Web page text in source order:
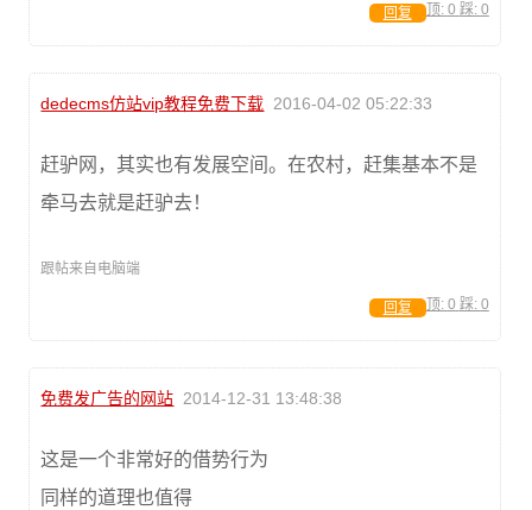
顶: 0 踩: 0
回复
dedecms仿站vip教程免费下载 2016-04-02 05:22:33
赶驴网，其实也有发展空间。在农村，赶集基本不是
牵马去就是赶驴去！
跟帖来自电脑端
顶: 0 踩: 0
回复
免费发广告的网站 2014-12-31 13:48:38
这是一个非常好的借势行为
同样的道理也值得